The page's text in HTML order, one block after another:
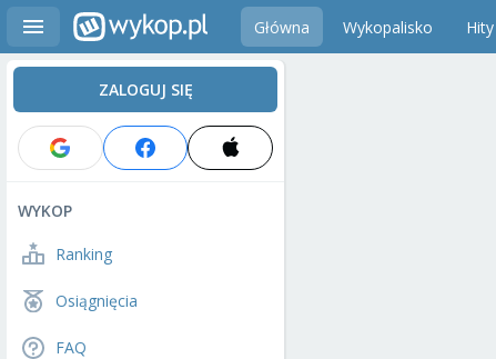
Główna Wykopalisko Hity
ZALOGUJ SIĘ
WYKOP
Ranking
Osiągnięcia
FAQ